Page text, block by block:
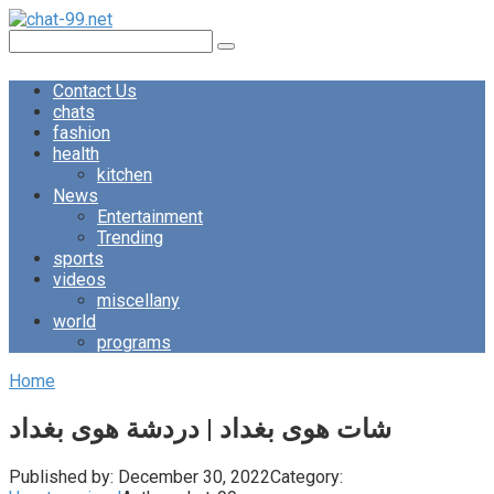
Skip
content
Contact Us
chats
fashion
health
kitchen
News
Entertainment
Trending
sports
videos
miscellany
world
programs
Home
شات هوى بغداد | دردشة هوى بغداد
Published by: December 30, 2022Category: